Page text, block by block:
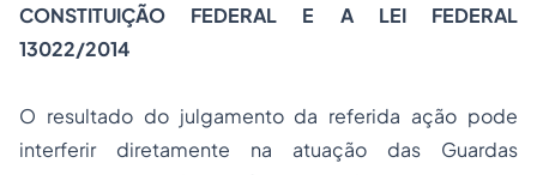
CONSTITUIÇÃO FEDERAL E A LEI FEDERAL
13022/2014
O resultado do julgamento da referida ação pode
interferir diretamente na atuação das Guardas